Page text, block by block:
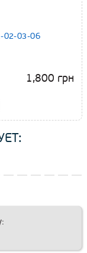
02-03-06
1,800 грн